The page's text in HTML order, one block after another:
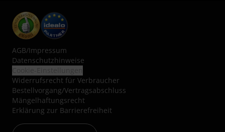
AGB/Impressum
Datenschutzhinweise
Widerrufsrecht für Verbraucher
Bestellvorgang/Vertragsabschluss
Mängelhaftungsrecht
Erklärung zur Barrierefreiheit